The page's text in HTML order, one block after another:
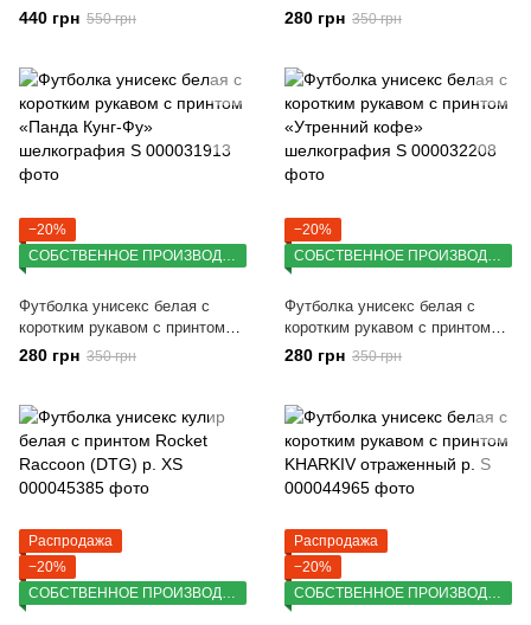
"Passion mission" шелкография
440 грн 550 грн
«Just Do It. Later»
шелкография S
280 грн 350 грн
−20%
СОБСТВЕННОЕ ПРОИЗВОДСТВО
Футболка унисекс белая с
коротким рукавом с принтом
«Панда Кунг-Фу» шелкография
280 грн 350 грн
−20%
СОБСТВЕННОЕ ПРОИЗВОДСТВО
Футболка унисекс белая с
коротким рукавом с принтом
«Утренний кофе» шелкография
280 грн 350 грн
Распродажа
−20%
СОБСТВЕННОЕ ПРОИЗВОДСТВО
Распродажа
−20%
СОБСТВЕННОЕ ПРОИЗВОДСТВО